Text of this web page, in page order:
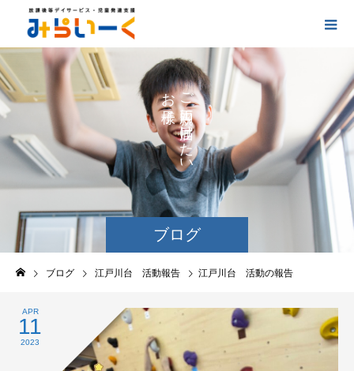
ブログ
ご
に
け
た
い
お
の
の
ブログ 江戸川台 活動報告 江戸川台 活動の報告
APR
11
2023